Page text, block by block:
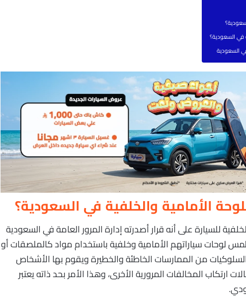
في السعودية؟
السعودية
الأمامية والخلفية في السعودية؟
للسيارة على أنه قرار أصدرته إدارة المرور العامة في السعودية
لوحات سياراتهم الأمامية وخلفية باستخدام مواد كالملصقات أو
السلوكيات من الممارسات الخاطئة والخطيرة ويقوم بها الأشخاص
المخالفات المرورية الأخرى، وهذا الأمر بحد ذاته يعتبر